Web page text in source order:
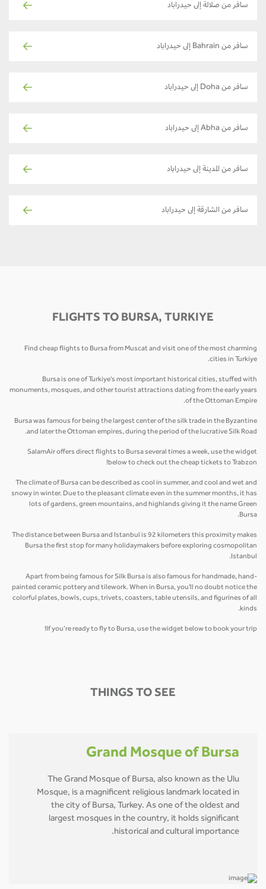
سافر من صلالة إلى حيدراباد
سافر من Bahrain إلى حيدراباد
سافر من Doha إلى حيدراباد
سافر من Abha إلى حيدراباد
سافر من المدينة إلى حيدراباد
سافر من الشارقة إلى حيدراباد
FLIGHTS TO BURSA, TURKIYE
Find cheap flights to Bursa from Muscat and visit one of the most charming
cities in Turkiye.
Bursa is one of Turkiye's most important historical cities, stuffed with
monuments, mosques, and other tourist attractions dating from the early years
of the Ottoman Empire.
Bursa was famous for being the largest center of the silk trade in the Byzantine
and later the Ottoman empires, during the period of the lucrative Silk Road.
SalamAir offers direct flights to Bursa several times a week, use the widget
below to check out the cheap tickets to Trabzon!
The climate of Bursa can be described as cool in summer, and cool and wet and
snowy in winter. Due to the pleasant climate even in the summer months, it has
lots of gardens, green mountains, and highlands giving it the name Green
Bursa.
The distance between Bursa and Istanbul is 92 kilometers this proximity makes
Bursa the first stop for many holidaymakers before exploring cosmopolitan
Istanbul.
Apart from being famous for Silk Bursa is also famous for handmade, hand-
painted ceramic pottery and tilework. When in Bursa, you'll no doubt notice the
colorful plates, bowls, cups, trivets, coasters, table utensils, and figurines of all
kinds.
If you’re ready to fly to Bursa, use the widget below to book your trip!
THINGS TO SEE
Grand Mosque of Bursa
The Grand Mosque of Bursa, also known as the Ulu
Mosque, is a magnificent religious landmark located in
the city of Bursa, Turkey. As one of the oldest and
largest mosques in the country, it holds significant
historical and cultural importance.